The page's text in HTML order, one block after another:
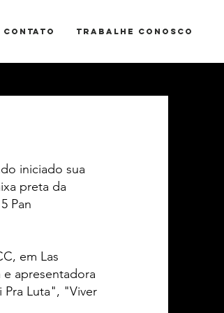
CONTATO TRABALHE CONOSCO
iniciado sua
preta da
Pan
em Las
apresentadora
Luta", "Viver